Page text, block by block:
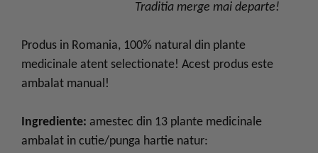
Traditia merge mai departe!
Produs in Romania, 100% natural din plante
medicinale atent selectionate! Acest produs este
ambalat manual!
Ingrediente: amestec din 13 plante medicinale
ambalat in cutie/punga hartie natur: